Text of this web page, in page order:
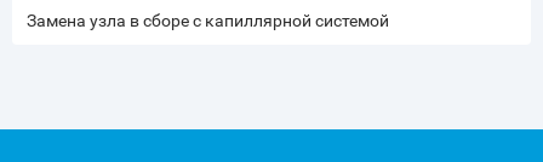
Замена узла в сборе с капиллярной системой